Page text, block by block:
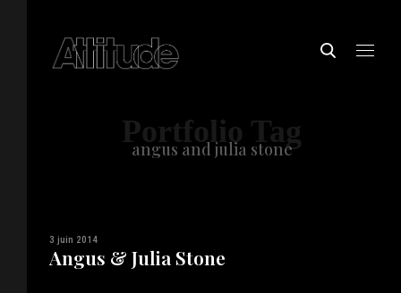
Portfolio Tag
angus and julia stone
3 juin 2014
Angus & Julia Stone